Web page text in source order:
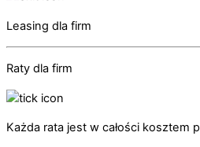
Leasing dla firm
Raty dla firm
Każda rata jest w całości kosztem